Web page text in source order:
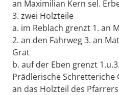
an Maximilian Kern sel.
3. zwei Holzteile
a. im Reblach grenzt 1. an
2. an den Fahrweg 3. an
Grat
b. auf der Eben grenzt
Prädlerische Schretteriche
an das Holzteil des Pfarrers